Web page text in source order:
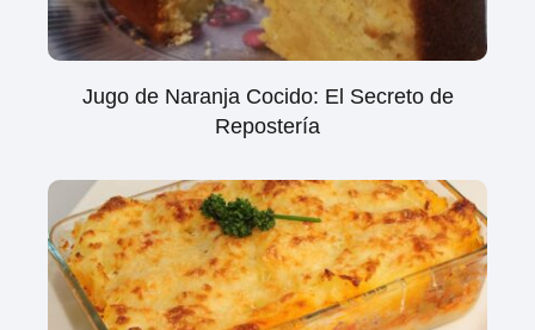
Jugo de Naranja Cocido: El Secreto de
Repostería